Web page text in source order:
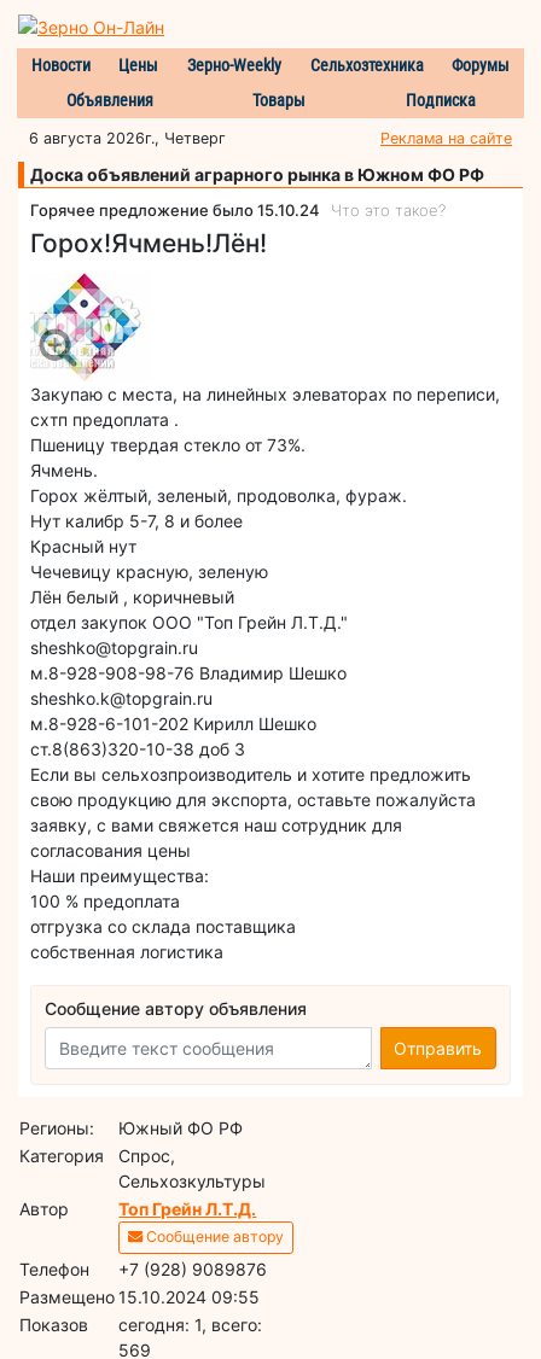
Новости Цены Зерно-Weekly Сельхозтехника
Форумы
Объявления
Товары Подписка
6 августа 2026г., Четверг Реклама на сайте
Доска объявлений аграрного рынка в Южном ФО РФ
Горячее предложение было 15.10.24 Что это такое?
Горох!Ячмень!Лён!
Закупаю с места, на линейных элеваторах по переписи,
схтп предоплата .
Пшеницу твердая стекло от 73%.
Ячмень.
Горох жёлтый, зеленый, продоволка, фураж.
Нут калибр 5-7, 8 и более
Красный нут
Чечевицу красную, зеленую
Лён белый , коричневый
отдел закупок ООО "Топ Грейн Л.Т.Д."
sheshko@topgrain.ru
м.8-928-908-98-76 Владимир Шешко
sheshko.k@topgrain.ru
м.8-928-6-101-202 Кирилл Шешко
ст.8(863)320-10-38 доб 3
Если вы сельхозпроизводитель и хотите предложить
свою продукцию для экспорта, оставьте пожалуйста
заявку, с вами свяжется наш сотрудник для
согласования цены
Наши преимущества:
100 % предоплата
отгрузка со склада поставщика
собственная логистика
Сообщение автору объявления
Отправить
Регионы:
Южный ФО РФ
Категория
Спрос,
Сельхозкультуры
Автор
Топ Грейн Л.Т.Д.
Сообщение автору
Телефон
+7 (928) 9089876
Размещено15.10.2024 09:55
Показов
cегодня: 1, всего:
569